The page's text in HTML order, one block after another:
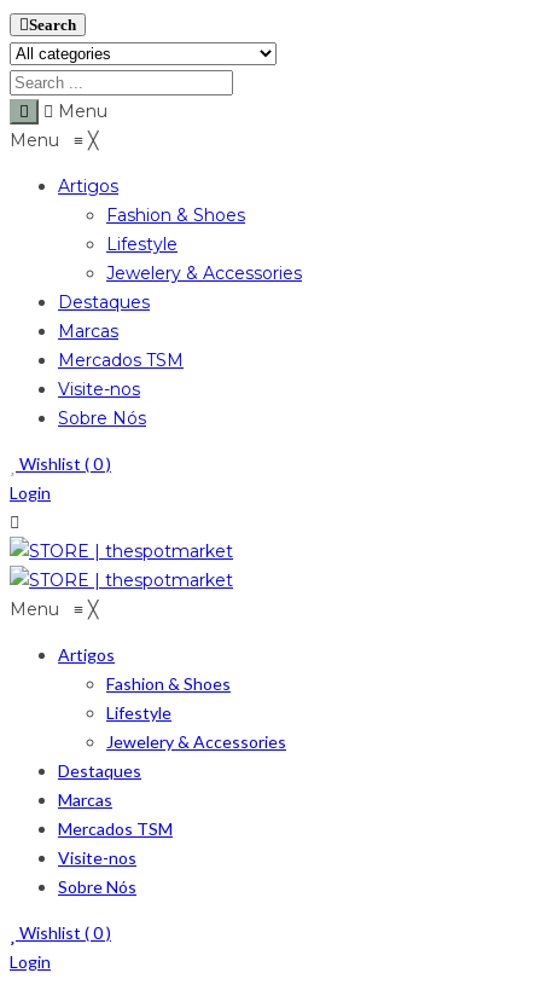
Search
Menu
Menu ≡ ╳
Artigos
Fashion & Shoes
Lifestyle
Jewelery & Accessories
Destaques
Marcas
Mercados TSM
Visite-nos
Sobre Nós
Wishlist (0)
Login
Menu ≡ ╳
Artigos
Fashion & Shoes
Lifestyle
Jewelery & Accessories
Destaques
Marcas
Mercados TSM
Visite-nos
Sobre Nós
Wishlist (0)
Login